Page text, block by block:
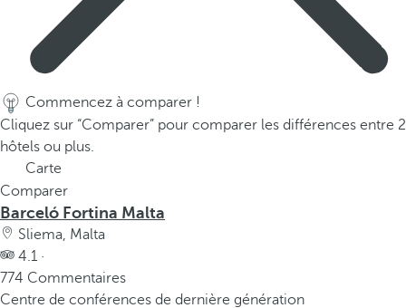
Commencez à comparer !
Cliquez sur “Comparer” pour comparer les différences entre 2
hôtels ou plus.
Carte
Comparer
Barceló Fortina Malta
Sliema, Malta
4.1 ·
774 Commentaires
Centre de conférences de dernière génération